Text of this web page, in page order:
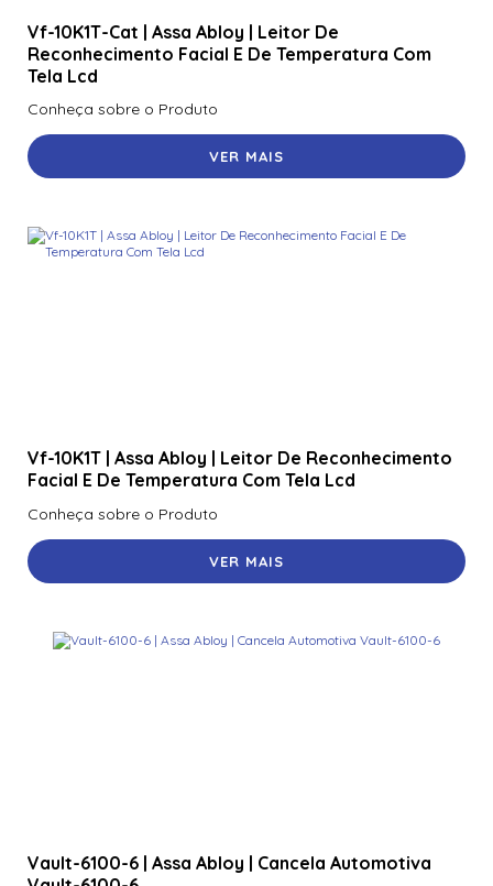
Vf-10K1T-Cat | Assa Abloy | Leitor De
Reconhecimento Facial E De Temperatura Com
Tela Lcd
Conheça sobre o Produto
VER MAIS
Vf-10K1T | Assa Abloy | Leitor De Reconhecimento
Facial E De Temperatura Com Tela Lcd
Conheça sobre o Produto
VER MAIS
Vault-6100-6 | Assa Abloy | Cancela Automotiva